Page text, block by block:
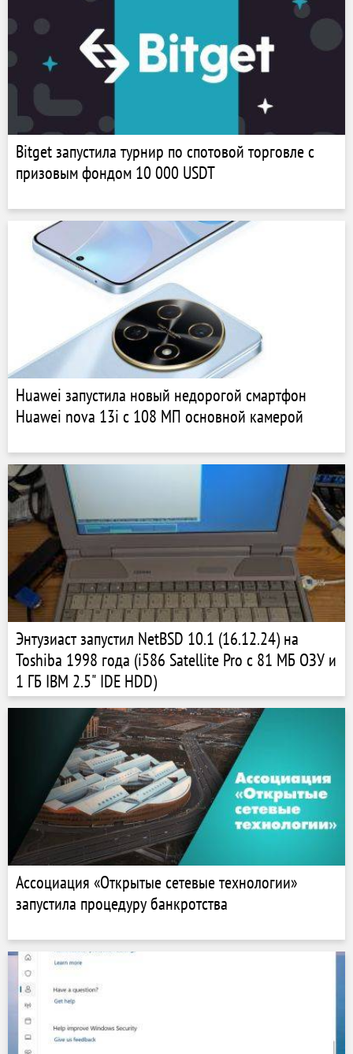
Bitget запустила турнир по спотовой торговле с
призовым фондом 10 000 USDT
Huawei запустила новый недорогой смартфон
Huawei nova 13i с 108 МП основной камерой
Энтузиаст запустил NetBSD 10.1 (16.12.24) на
Toshiba 1998 года (i586 Satellite Pro с 81 МБ ОЗУ и
1 ГБ IBM 2.5" IDE HDD)
Ассоциация «Открытые сетевые технологии»
запустила процедуру банкротства